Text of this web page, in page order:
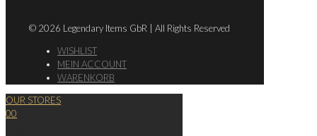
© 2026 Legendary Items GbR | All Rights Reserved
WISHLIST
MEIN ACCOUNT
WARENKORB
OUR STORES
00